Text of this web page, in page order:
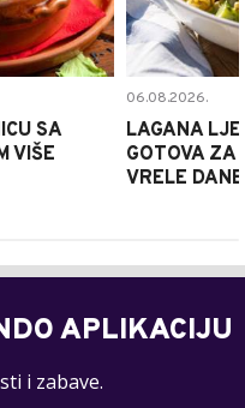
SA
VIŠE
06.08.2026.
LAGANA
GOTOVA ZA
VRELE DANE
APLIKACIJU
i zabave.